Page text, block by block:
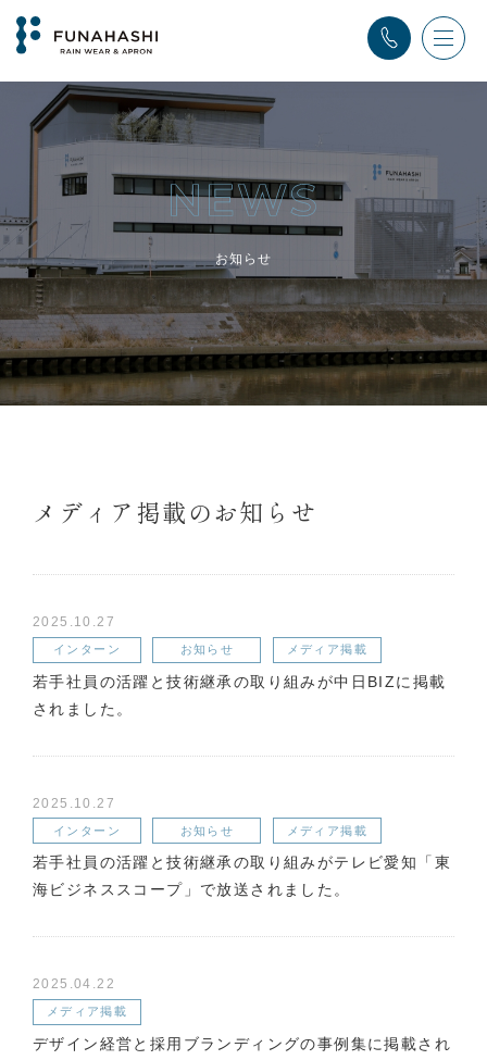
TOP
お知らせ
メディア掲載のお知らせ
2025.10.27
インターン お知らせ メディア掲載
若手社員の活躍と技術継承の取り組みが中日BIZに掲載
されました。
2025.10.27
インターン お知らせ メディア掲載
若手社員の活躍と技術継承の取り組みがテレビ愛知「東
海ビジネススコープ」で放送されました。
2025.04.22
メディア掲載
デザイン経営と採用ブランディングの事例集に掲載され